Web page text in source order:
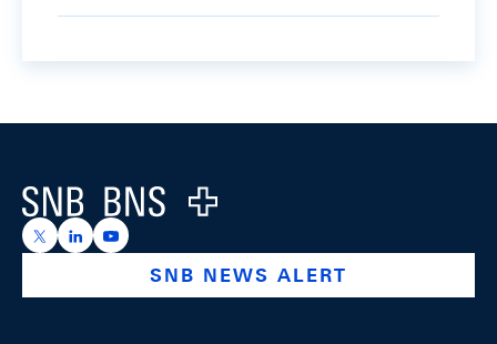
Logo
https://x.com/snb_bns
https://ch.linkedin.com/company/swiss-national-
https://www.youtube.com/@swissnationalbank
SNB NEWS ALERT